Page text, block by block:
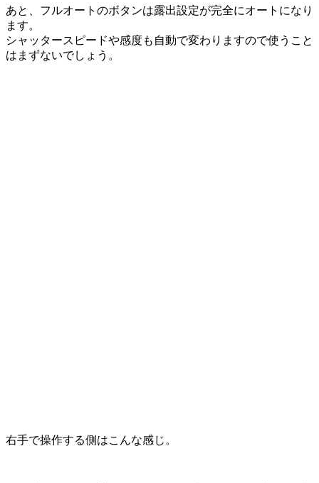
あと、フルオートのボタンは露出設定が完全にオートになり
ます。
シャッタースピードや感度も自動で変わりますので使うこと
はまずないでしょう。
右手で操作する側はこんな感じ。